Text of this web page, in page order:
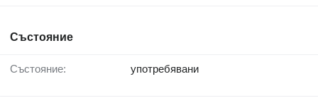
Състояние
Състояние: употребявани